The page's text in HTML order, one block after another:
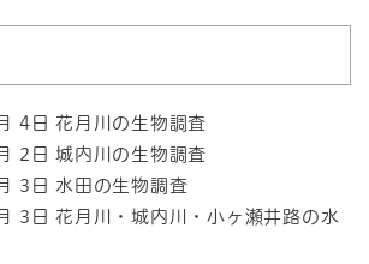
4日 花月川の生物調査
2日 城内川の生物調査
3日 水田の生物調査
3日 花月川・城内川・小ヶ瀬井路の水